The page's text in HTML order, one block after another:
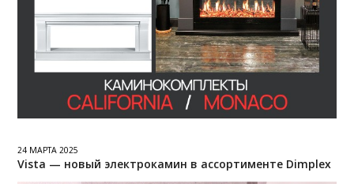
24 МАРТА 2025
Vista — новый электрокамин в ассортименте Dimplex